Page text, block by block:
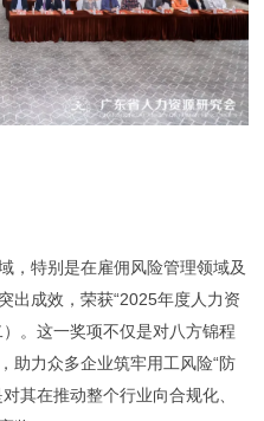
，特别是在雇佣风险管理领域及
出成效，荣获“2025年度人力资
。这一奖项不仅是对八方锦程
助力众多企业筑牢用工风险“防
其在推动整个行业向合规化、